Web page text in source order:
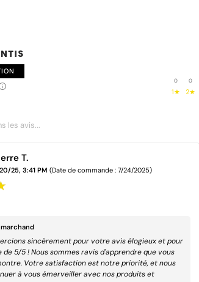
0
1★
0
2★
T.
25, 3:41 PM (Date de commande : 7/24/2025)
sincèrement pour votre avis élogieux et pour
5/5 ! Nous sommes ravis d'apprendre que vous
Votre satisfaction est notre priorité, et nous
à vous émerveiller avec nos produits et